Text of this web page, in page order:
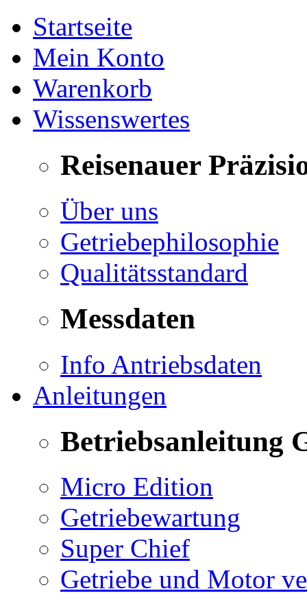
Startseite
Mein Konto
Warenkorb
Wissenswertes
Reisenauer
Über uns
Getriebephilosophie
Qualitätsstandard
Messdaten
Info Antriebsdaten
Anleitungen
Betriebsanleitung
Micro Edition
Getriebewartung
Super Chief
Getriebe und Motor